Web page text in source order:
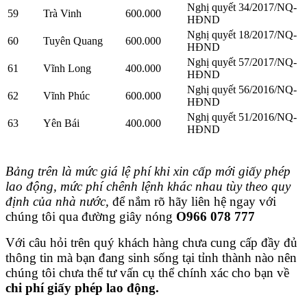
59
Trà Vinh 600.000
Nghị quyết 34/2017/NQ-
HĐND
60
Tuyên Quang 600.000
Nghị quyết 18/2017/NQ-
HĐND
61
Vĩnh Long 400.000
Nghị quyết 57/2017/NQ-
HĐND
62
Vĩnh Phúc 600.000
Nghị quyết 56/2016/NQ-
HĐND
63
Yên Bái 400.000
Nghị quyết 51/2016/NQ-
HĐND
Bảng trên là mức giá lệ phí khi xin cấp mới giấy phép
lao động, mức phí chênh lệnh khác nhau tùy theo quy
định của nhà nước, để nắm rõ hãy liên hệ ngay với
chúng tôi qua đường giây nóng O966 078 777
Với câu hỏi trên quý khách hàng chưa cung cấp đầy đủ
thông tin mà bạn đang sinh sống tại tỉnh thành nào nên
chúng tôi chưa thể tư vấn cụ thể chính xác cho bạn về
chi phí giấy phép lao động.